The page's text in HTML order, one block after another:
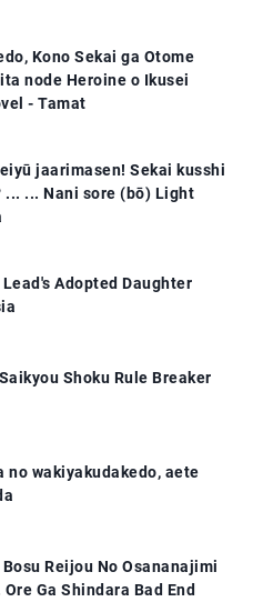
Kono Sekai ga Otome
node Heroine o Ikusei
- Tamat
jaarimasen! Sekai kusshi
... ... Nani sore (bō) Light
Adopted Daughter
Shoku Rule Breaker
no wakiyakudakedo, aete
Reijou No Osananajimi
Ga Shindara Bad End